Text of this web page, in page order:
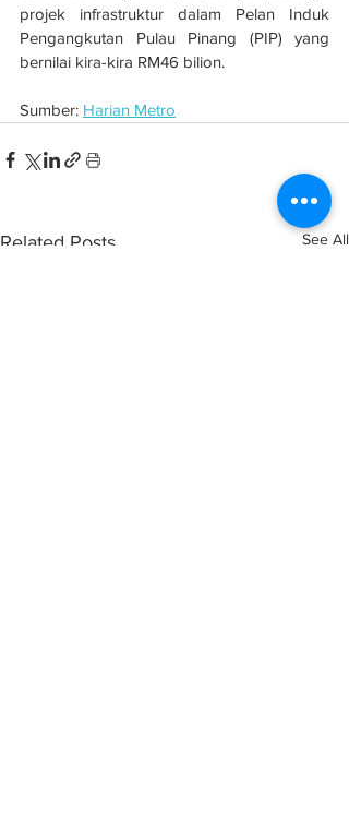
projek infrastruktur dalam Pelan Induk
Pengangkutan Pulau Pinang (PIP) yang
bernilai kira-kira RM46 bilion.
Sumber: Harian Metro
Related Posts See All